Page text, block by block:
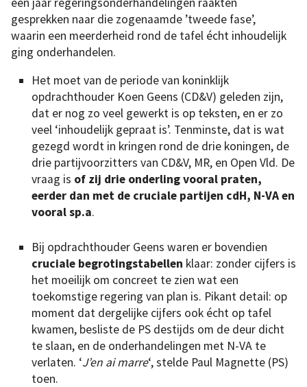
gesprekken naar die zogenaamde ’tweede fase’,
waarin een meerderheid rond de tafel écht inhoudelijk
ging onderhandelen.
Het moet van de periode van koninklijk
opdrachthouder Koen Geens (CD&V) geleden zijn,
dat er nog zo veel gewerkt is op teksten, en er zo
veel ‘inhoudelijk gepraat is’. Tenminste, dat is wat
gezegd wordt in kringen rond de drie koningen, de
drie partijvoorzitters van CD&V, MR, en Open Vld. De
vraag is of zij drie onderling vooral praten,
eerder dan met de cruciale partijen cdH, N-VA en
vooral sp.a.
Bij opdrachthouder Geens waren er bovendien
cruciale begrotingstabellen klaar: zonder cijfers is
het moeilijk om concreet te zien wat een
toekomstige regering van plan is. Pikant detail: op
moment dat dergelijke cijfers ook écht op tafel
kwamen, besliste de PS destijds om de deur dicht
te slaan, en de onderhandelingen met N-VA te
verlaten. ‘J’en ai marre‘, stelde Paul Magnette (PS)
toen.